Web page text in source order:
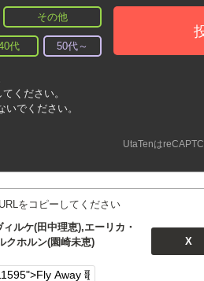
その他
代 50代～
ください。
でください。
UtaTenは
をコピーしてください
ルケ(田中理恵),エーリカ・
クホルン(園崎未恵)
X